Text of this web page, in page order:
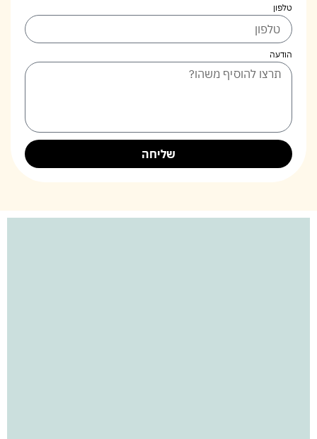
טלפון
הודעה
שליחה